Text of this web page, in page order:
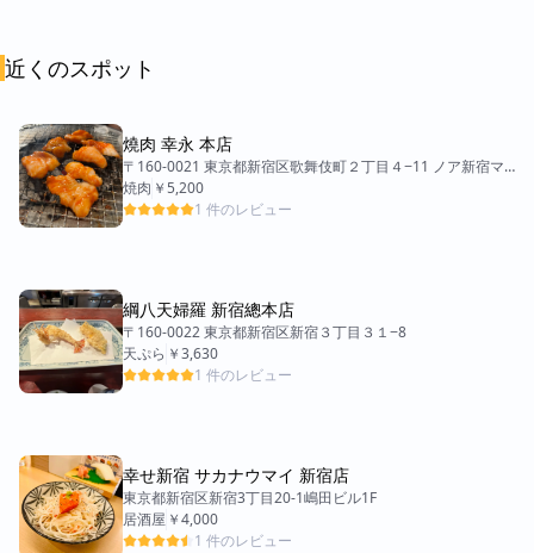
近くのスポット
燒肉 幸永 本店
〒160-0021 東京都新宿区歌舞伎町２丁目４−11 ノア新宿マ
ンション 1F
焼肉 ￥5,200
1 件のレビュー
綱八天婦羅 新宿總本店
〒160-0022 東京都新宿区新宿３丁目３１−8
天ぷら ￥3,630
1 件のレビュー
幸せ新宿 サカナウマイ 新宿店
東京都新宿区新宿3丁目20-1嶋田ビル1F
居酒屋 ￥4,000
1 件のレビュー